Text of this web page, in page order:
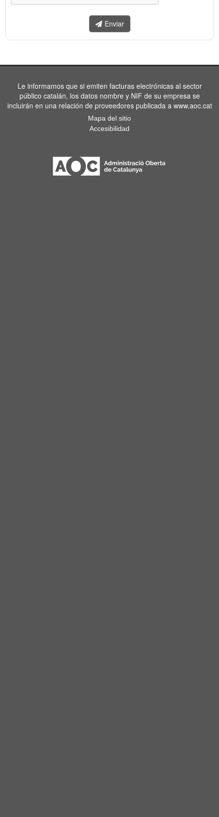
Enviar
Le informamos que si emiten facturas electrónicas al sector
público catalán, los datos nombre y NIF de su empresa se
incluirán en una relación de proveedores publicada a www.aoc.cat
Mapa del sitio
Accesibilidad